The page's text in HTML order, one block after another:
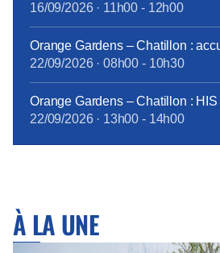
16/09/2026· 11h00 - 12h00
Orange Gardens – Chatillon :
22/09/2026· 08h00 - 10h30
Orange Gardens – Chatillon :
22/09/2026· 13h00 - 14h00
À LA UNE